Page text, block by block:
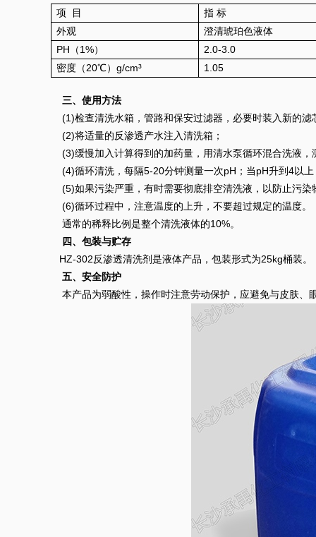
项 目
指 标
外观
澄清琥珀色液体
PH（1%）
2.0-3.0
密度（20℃）g/cm³
1.05
三、使用方法
(1)检查清洗水箱，管路和保安过滤器，必要时装入新的滤
(2)将适量的反渗透产水注入清洗箱；
(3)缓慢加入计算得到的加药量，用清水泵循环混合洗液，
(4)循环清洗，每隔5-20分钟测量一次pH；当pH升到4以
(5)如果污染严重，有时需要彻底排空清洗液，以防止污染
(6)循环过程中，注意温度的上升，不要超过规定的温度。
通常的稀释比例是整个清洗液体的10%。
四、包装与贮存
HZ-302反渗透清洗剂是液体产品，包装形式为25kg桶装。
五、安全防护
本产品为弱酸性，操作时注意劳动保护，应避免与皮肤、